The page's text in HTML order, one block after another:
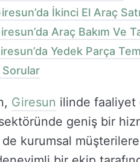
İkinci El Araç
Araç Bakım Ve
Yedek Parça
Sorular
Giresun ilinde faaliyet
geniş bir
kurumsal